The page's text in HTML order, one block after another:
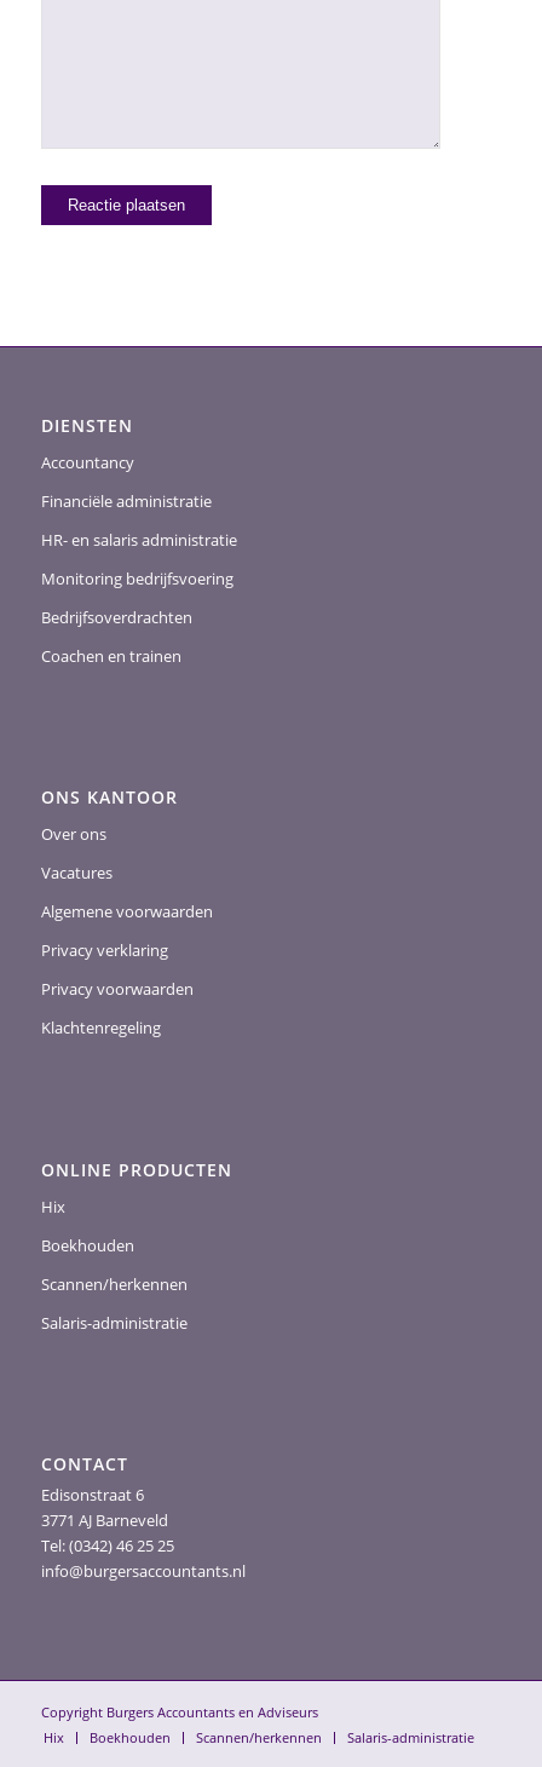
DIENSTEN
Accountancy
Financiële administratie
HR- en salaris administratie
Monitoring bedrijfsvoering
Bedrijfsoverdrachten
Coachen en trainen
ONS KANTOOR
Over ons
Vacatures
Algemene voorwaarden
Privacy verklaring
Privacy voorwaarden
Klachtenregeling
ONLINE PRODUCTEN
Hix
Boekhouden
Scannen/herkennen
Salaris-administratie
CONTACT
Edisonstraat 6
3771 AJ Barneveld
Tel: (0342) 46 25 25
info@burgersaccountants.nl
Copyright Burgers Accountants en Adviseurs
Hix
Boekhouden Scannen/herkennen Salaris-administratie